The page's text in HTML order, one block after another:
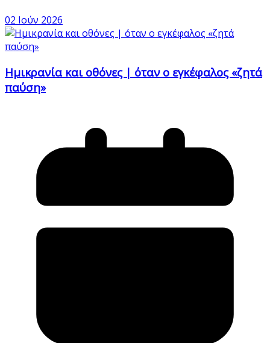
02 Ιούν 2026
Ημικρανία και οθόνες | όταν ο εγκέφαλος «ζητά
παύση»